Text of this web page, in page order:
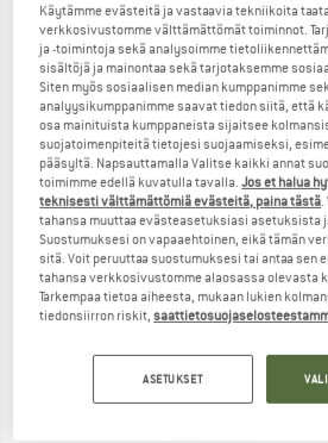
phase
NOW UP TO 50% OFF
TO THE SALE
CAMPO LIBRE
LED-lamppu
42,95 €
5,0(2)
Käytämme evästeitä ja vastaavia tekniikoita
verkkosivustomme välttämättömät toiminnot.
ja -toimintoja sekä analysoimme
sisältöjä ja mainontaa sekä tarjotaksemme
Siten myös sosiaalisen median kumppanimme
analyysikumppanimme saavat tiedon siitä, että
osa mainituista kumppaneista sijaitsee
suojatoimenpiteitä tietojesi suojaamiseksi,
pääsyltä. Napsauttamalla Valitse kaikki annat
toimimme edellä kuvatulla tavalla.Jos et halua
teknisesti välttämättömiä evästeitä, paina tästä
tahansa muuttaa evästeasetuksiasi asetuksista
Suostumuksesi on vapaaehtoinen, eikä tämän
sitä. Voit peruuttaa suostumuksesi tai antaa sen
tahansa verkkosivustomme alaosassa olevasta
Tarkempaa tietoa aiheesta, mukaan lukien
tiedonsiirron riskit,
ASETUKSET